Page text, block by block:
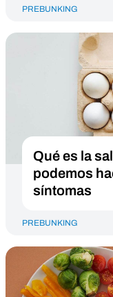
PREBUNKING
Qué es la
podemos
síntomas
PREBUNKING